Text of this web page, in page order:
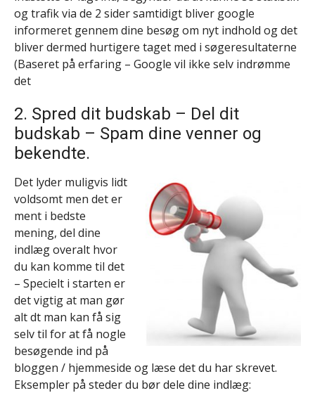
og trafik via de 2 sider samtidigt bliver google
informeret gennem dine besøg om nyt indhold og det
bliver dermed hurtigere taget med i søgeresultaterne
(Baseret på erfaring – Google vil ikke selv indrømme
det
2. Spred dit budskab – Del dit
budskab – Spam dine venner og
bekendte.
Det lyder muligvis lidt
voldsomt men det er
ment i bedste
mening, del dine
indlæg overalt hvor
du kan komme til det
– Specielt i starten er
det vigtig at man gør
alt dt man kan få sig
selv til for at få nogle
besøgende ind på
bloggen / hjemmeside og læse det du har skrevet.
Eksempler på steder du bør dele dine indlæg: